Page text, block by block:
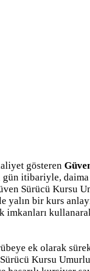
gösteren
itibariyle,
Sürücü Kursu
yalın bir kurs
imkanları
ek olarak
Kursu